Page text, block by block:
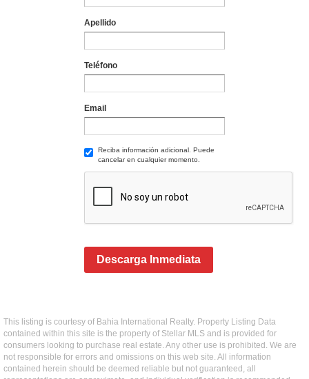
Apellido
Teléfono
Email
Reciba información adicional. Puede
cancelar en cualquier momento.
Descarga Inmediata
This listing is courtesy of Bahia International Realty. Property Listing Data
contained within this site is the property of Stellar MLS and is provided for
consumers looking to purchase real estate. Any other use is prohibited. We are
not responsible for errors and omissions on this web site. All information
contained herein should be deemed reliable but not guaranteed, all